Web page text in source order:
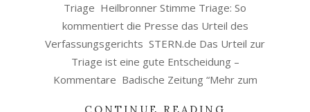
Triage Heilbronner Stimme Triage: So
kommentiert die Presse das Urteil des
Verfassungsgerichts STERN.de Das Urteil zur
Triage ist eine gute Entscheidung –
Kommentare Badische Zeitung “Mehr zum